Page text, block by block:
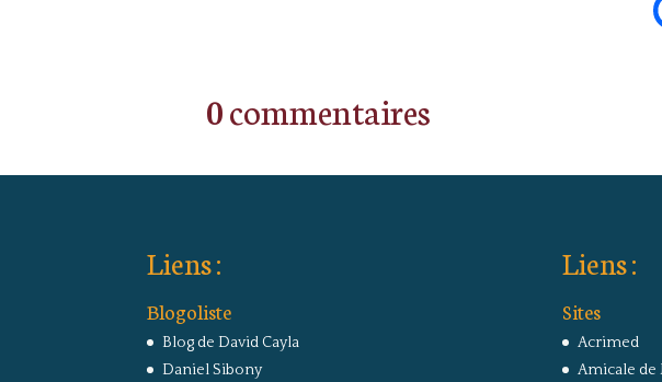
0 commentaires
Liens :
Blogoliste
Blog de David Cayla
Daniel Sibony
Liens :
Sites
Acrimed
Amicale de